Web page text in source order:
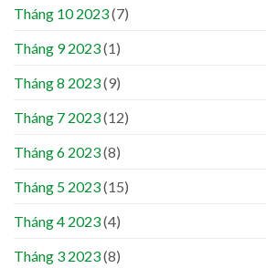
Tháng 10 2023(7)
Tháng 9 2023(1)
Tháng 8 2023(9)
Tháng 7 2023(12)
Tháng 6 2023(8)
Tháng 5 2023(15)
Tháng 4 2023(4)
Tháng 3 2023(8)